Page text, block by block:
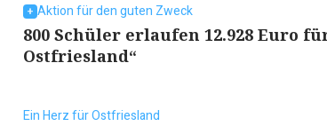
Aktion für den guten Zweck
800 Schüler erlaufen 12.928 Euro
Ostfriesland“
Ein Herz für Ostfriesland